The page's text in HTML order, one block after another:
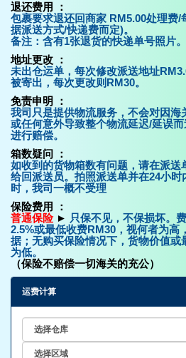
退还费用 ：
包裹要求退还回商家 RM5.00处理费
据派送方式/快递费而定)。
备注：含有1张退货的快递单号照片。
地址更改 ：
未出仓运单，每次修改派送地址
被寄出，每次更改则RM30。
免责申明 ：
我司只是提供物流服务，不会对因海
或任何意外导致整个物流延迟/延误
进行赔偿。
箱数疑问 ：
如收到的货物箱数有问题，请在派送
给回派送员。拍照派送单并在24小
时，我司一概不受理
保险费用 ：
普通保险 ► 只保不见，不保损坏。
2.5%或最低收费RM30，视何者为高
据；无购买保险情况下，货物价值或
为低。
（保险不赔偿一切海关的充公）
运费计算